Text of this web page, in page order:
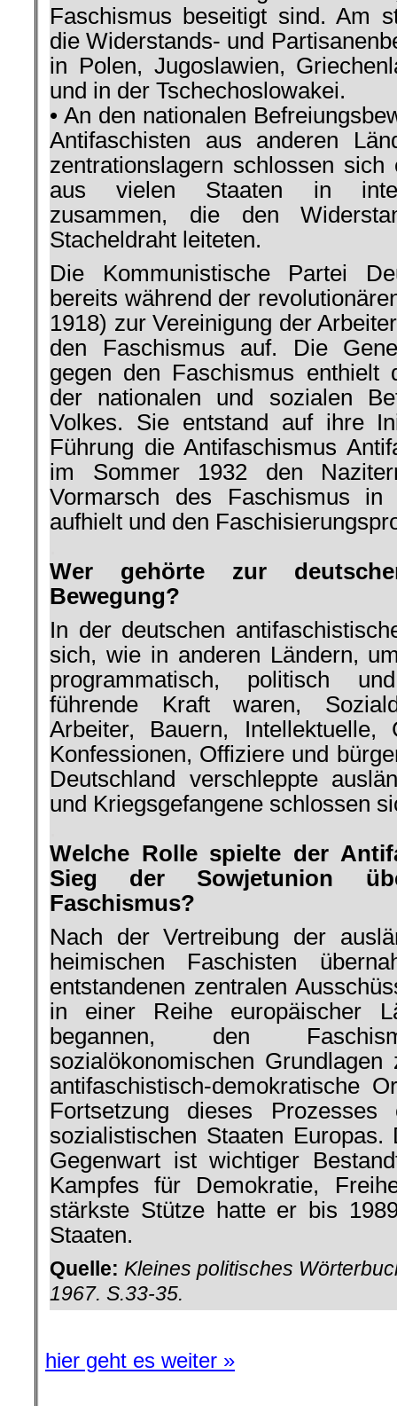
Fa­schismus beseitigt sind. Am
die Wi­derstands- und
in Polen, Ju­goslawien,
und in der Tsche­choslowakei.
• An den nationalen
Antifaschisten aus anderen
zentrationslagern schlossen sich
aus vie­len Staaten in
zusammen, die den
Stacheldraht leiteten.
Die Kom­munistische Partei
bereits während der
1918) zur Vereinigung der
den Faschismus auf. Die
gegen den Faschismus ent­hielt
der nationalen und sozialen
Volkes. Sie entstand auf ihre
Führung die Antifaschismus
im Sommer 1932 den
Vormarsch des Faschismus in
aufhielt und den
Wer gehörte zur
Bewegung?
In der deutschen
sich, wie in anderen Ländern,
programmatisch, politisch
führende Kraft waren,
Arbeiter, Bauern, Intellektuelle,
Konfessionen, Offi­ziere und
Deutschland verschleppte
und Kriegsgefangene schlossen
Welche Rolle spielte der
Sieg der Sowjetunion
Faschismus?
Nach der Vertreibung der
heimischen Faschisten
entstandenen zentralen
in einer Reihe euro­päischer
begannen, den
sozialökonomischen
antifaschistisch-demokratische
Fort­setzung dieses
sozialistischen Staaten
Ge­genwart ist wichtiger
Kamp­fes für Demokratie,
stärkste Stütze hatte er bis
Staaten.
Quelle: Kleines politisches
1967. S.33-35.
hier geht es weiter »